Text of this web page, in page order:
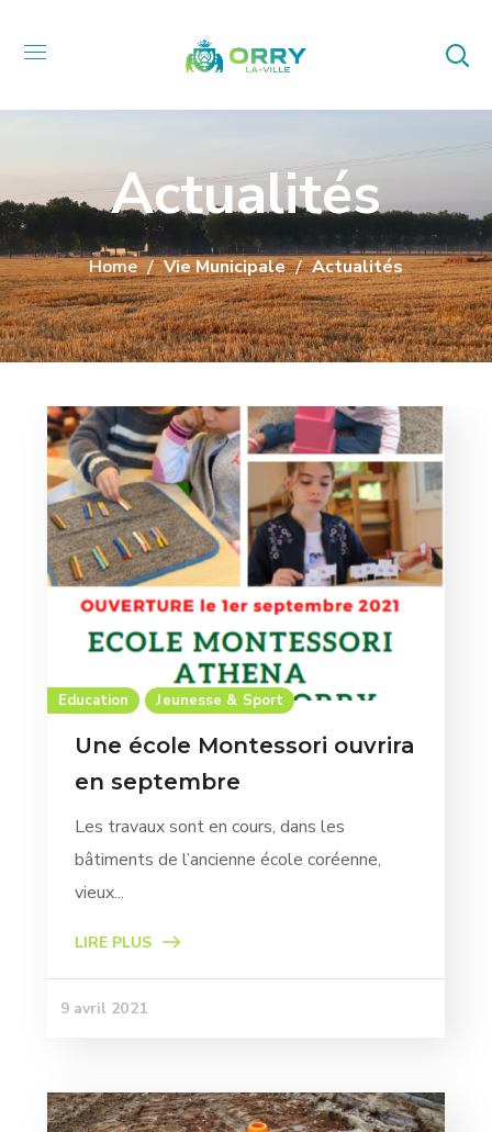
Actualités
Home Vie Municipale Actualités
Education Jeunesse & Sport
Une école Montessori ouvrira
en septembre
Les travaux sont en cours, dans les
bâtiments de l’ancienne école coréenne,
vieux...
LIRE PLUS
9 avril 2021